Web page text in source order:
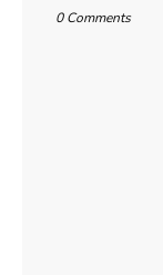
0 Comments